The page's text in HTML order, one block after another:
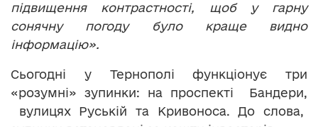
підвищення контрастності, щоб у гарну
сонячну погоду було краще видно
інформацію».
Сьогодні у Тернополі функціонує три
«розумні» зупинки: на проспекті Бандери,
вулицях Руській та Кривоноса. До слова,